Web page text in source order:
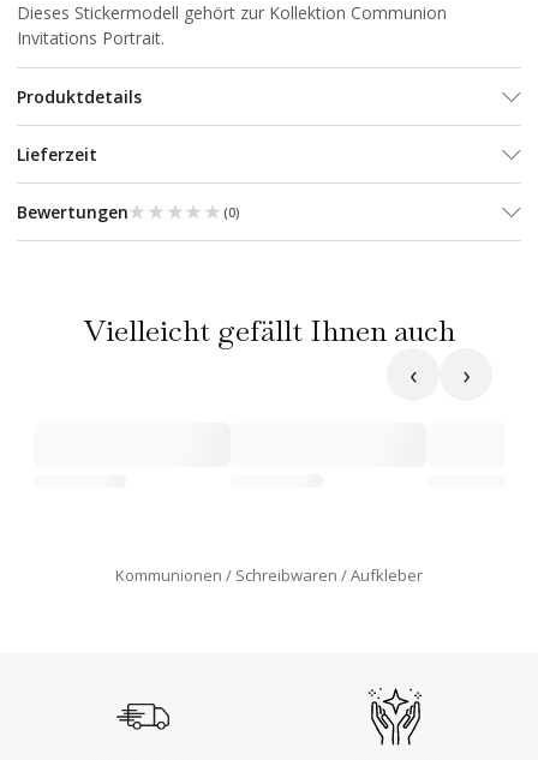
Dieses Stickermodell gehört zur Kollektion Communion
Invitations Portrait.
Produktdetails
Lieferzeit
Bewertungen★★★★★
★★★★★ (0)
Vielleicht gefällt Ihnen auch
‹ ›
Kommunionen Schreibwaren Aufkleber